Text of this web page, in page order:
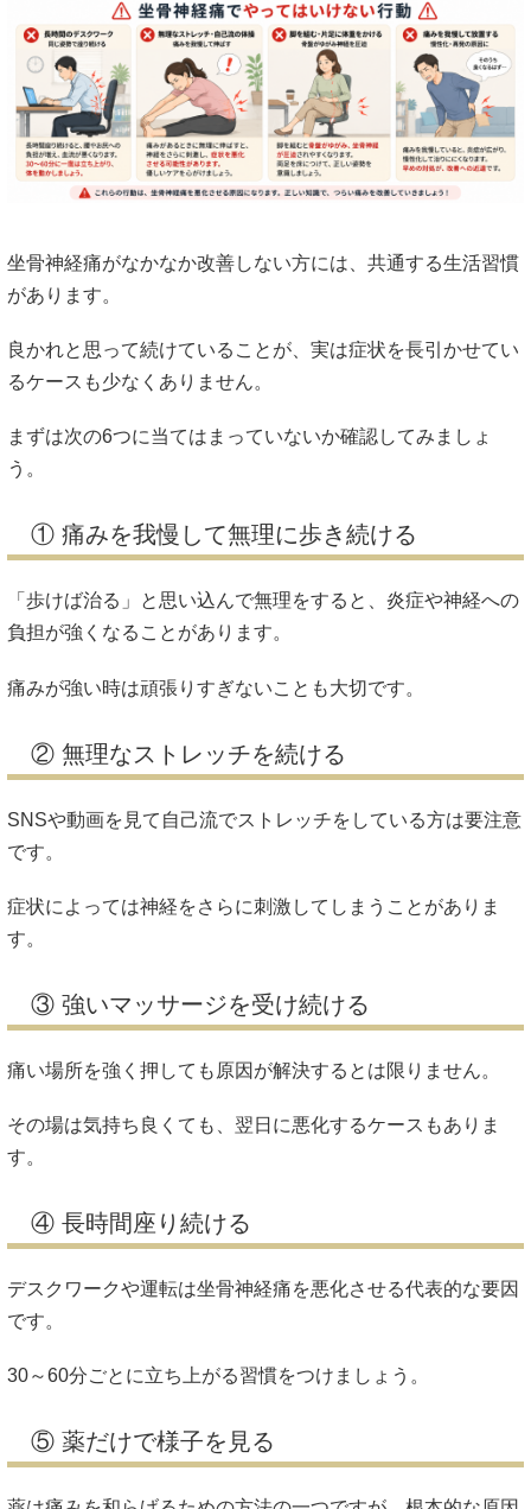
坐骨神経痛がなかなか改善しない方には、共通する生活習慣
があります。
良かれと思って続けていることが、実は症状を長引かせてい
るケースも少なくありません。
まずは次の6つに当てはまっていないか確認してみましょ
う。
① 痛みを我慢して無理に歩き続ける
「歩けば治る」と思い込んで無理をすると、炎症や神経への
負担が強くなることがあります。
痛みが強い時は頑張りすぎないことも大切です。
② 無理なストレッチを続ける
SNSや動画を見て自己流でストレッチをしている方は要注意
です。
症状によっては神経をさらに刺激してしまうことがありま
す。
③ 強いマッサージを受け続ける
痛い場所を強く押しても原因が解決するとは限りません。
その場は気持ち良くても、翌日に悪化するケースもありま
す。
④ 長時間座り続ける
デスクワークや運転は坐骨神経痛を悪化させる代表的な要因
です。
30～60分ごとに立ち上がる習慣をつけましょう。
⑤ 薬だけで様子を見る